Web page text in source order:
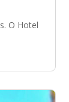
O Hotel